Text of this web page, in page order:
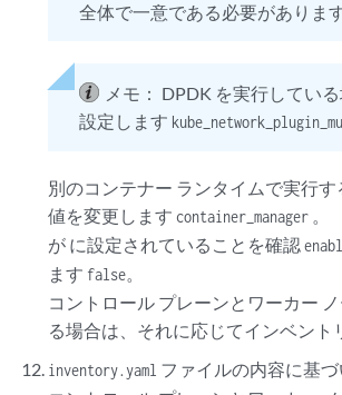
        kubelet_deployment_type: host
kube-master:
hosts:                   # hostname
        k8s-cp0:
kube-node:
        k8s-worker0:
        k8s-worker1:
etcd:
hosts:                   # hostname
        k8s-cp0:
k8s-cluster:
    children:
        kube-node:
全体で一意である必要があります
メモ： DPDK を実行してい
設定します
別のコンテナー ランタイムで実行
値を変更します container_manager 。
が に設定されていることを確認
ます false。
コントロール プレーンとワーカー
る場合は、それに応じてインベント
inventory.yaml ファイルの内容に基